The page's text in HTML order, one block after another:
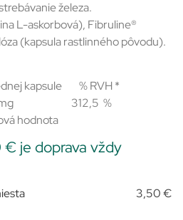
železa.
L-askorbová), Fibruline®
(kapsula rastlinného pôvodu).
kapsule % RVH *
mg 312,5 %
hodnota
€ je doprava vždy
3,50 €